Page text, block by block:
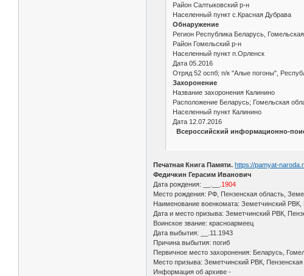
Район Салтыковский р-н
Населенный пункт с.Красная Дубрава
Обнаружение
Регион Республика Беларусь, Гомельская
Район Гомельский р-н
Населенный пункт п.Орленск
Дата 05.2016
Отряд 52 оспб; п/к "Алые погоны",
Захоронение
Название захоронения Калинино
Расположение Беларусь; Гомельская
Населенный пункт Калинино
Дата 12.07.2016
Всероссийский информационно-
Печатная Книга Памяти. https://pamyat-
Федичкин Герасим Иванович
Дата рождения: __.__. 1904
Место рождения: РФ, Пензенская область,
Наименование военкомата: Земетчинский
Дата и место призыва: Земетчинский РВК,
Воинское звание: красноармеец
Дата выбытия: __.11.1943
Причина выбытия: погиб
Первичное место захоронения: Беларусь,
Место призыва: Земетчинский РВК,
Информация об архиве -